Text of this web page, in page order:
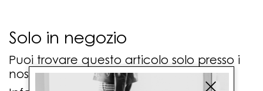
Solo in negozio
Puoi trovare questo articolo solo presso i
nostri punti vendita: